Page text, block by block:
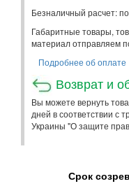
Безналичный расчет:
Габаритные товары,
материал отправляем
Подробнее об оплате
Возврат и
Вы можете вернуть
дней в соответствии с
Украины "О защите
Срок